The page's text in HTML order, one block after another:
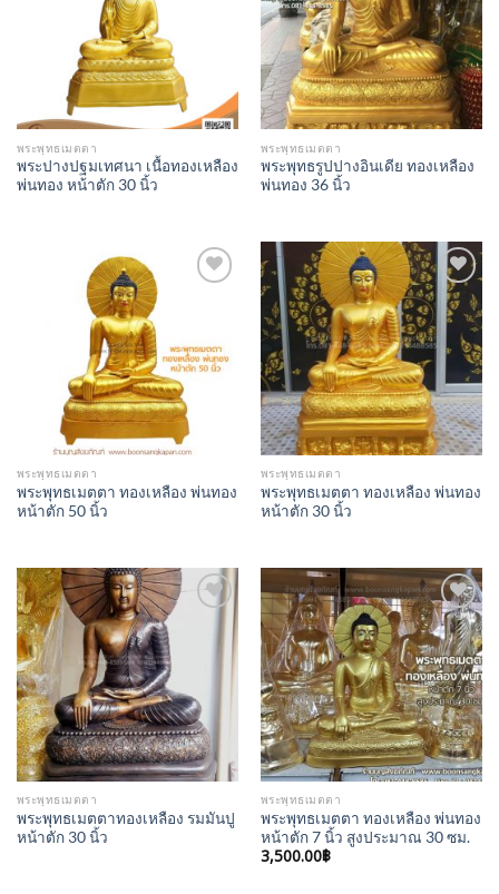
พระพุทธเมตตา
พระปางปฐมเทศนา เนื้อทองเหลือง
พ่นทอง หน้าตัก 30 นิ้ว
พระพุทธเมตตา
พระพุทธรูปปางอินเดีย ทองเหลือง
พ่นทอง 36 นิ้ว
พระพุทธเมตตา
พระพุทธเมตตา ทองเหลือง พ่นทอง
หน้าตัก 50 นิ้ว
Add to
Wishlist
พระพุทธเมตตา
พระพุทธเมตตา ทองเหลือง พ่นทอง
หน้าตัก 30 นิ้ว
พระพุทธเมตตา
พระพุทธเมตตาทองเหลือง รมมันปู
หน้าตัก 30 นิ้ว
Add to
Wishlist
พระพุทธเมตตา
พระพุทธเมตตา ทองเหลือง พ่นทอง
หน้าตัก 7 นิ้ว สูงประมาณ 30 ซม.
3,500.00฿